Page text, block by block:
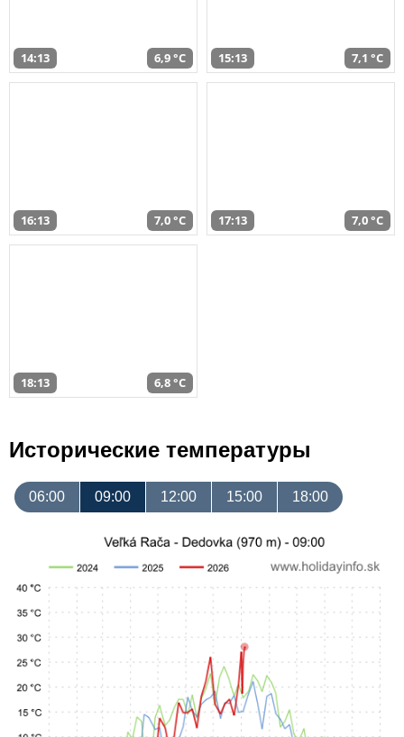
14:13 6,9 °C 15:13 7,1 °C
16:13 7,0 °C 17:13 7,0 °C
18:13 6,8 °C
Исторические температуры
06:00 09:00 12:00 15:00 18:00